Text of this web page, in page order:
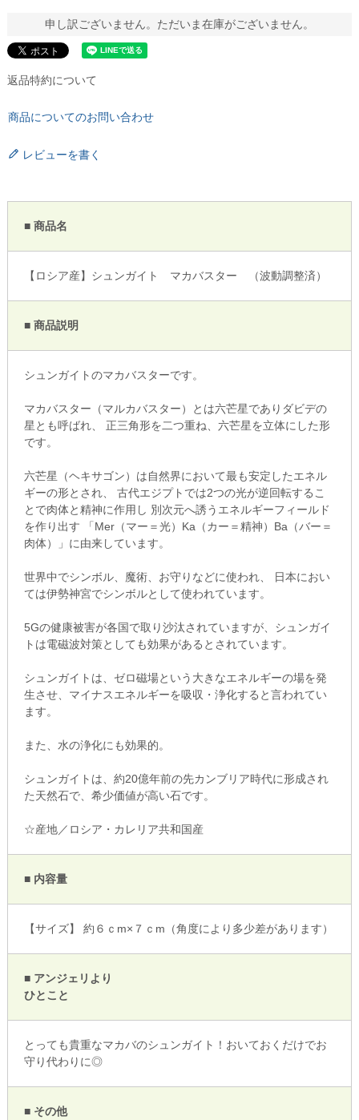
申し訳ございません。ただいま在庫がございません。
返品特約について
商品についてのお問い合わせ
レビューを書く
■ 商品名
【ロシア産】シュンガイト マカバスター （波動調整済）
■ 商品説明
シュンガイトのマカバスターです。
マカバスター（マルカバスター）とは六芒星でありダビデの
星とも呼ばれ、 正三角形を二つ重ね、六芒星を立体にした形
です。
六芒星（ヘキサゴン）は自然界において最も安定したエネル
ギーの形とされ、 古代エジプトでは2つの光が逆回転するこ
とで肉体と精神に作用し 別次元へ誘うエネルギーフィールド
を作り出す 「Mer（マー＝光）Ka（カー＝精神）Ba（バー＝
肉体）」に由来しています。
世界中でシンボル、魔術、お守りなどに使われ、 日本におい
ては伊勢神宮でシンボルとして使われています。
5Gの健康被害が各国で取り沙汰されていますが、シュンガイ
トは電磁波対策としても効果があるとされています。
シュンガイトは、ゼロ磁場という大きなエネルギーの場を発
生させ、マイナスエネルギーを吸収・浄化すると言われてい
ます。
また、水の浄化にも効果的。
シュンガイトは、約20億年前の先カンブリア時代に形成され
た天然石で、希少価値が高い石です。
☆産地／ロシア・カレリア共和国産
■ 内容量
【サイズ】 約６ｃm×７ｃm（角度により多少差があります）
■ アンジェリより
ひとこと
とっても貴重なマカバのシュンガイト！おいておくだけでお
守り代わりに◎
■ その他